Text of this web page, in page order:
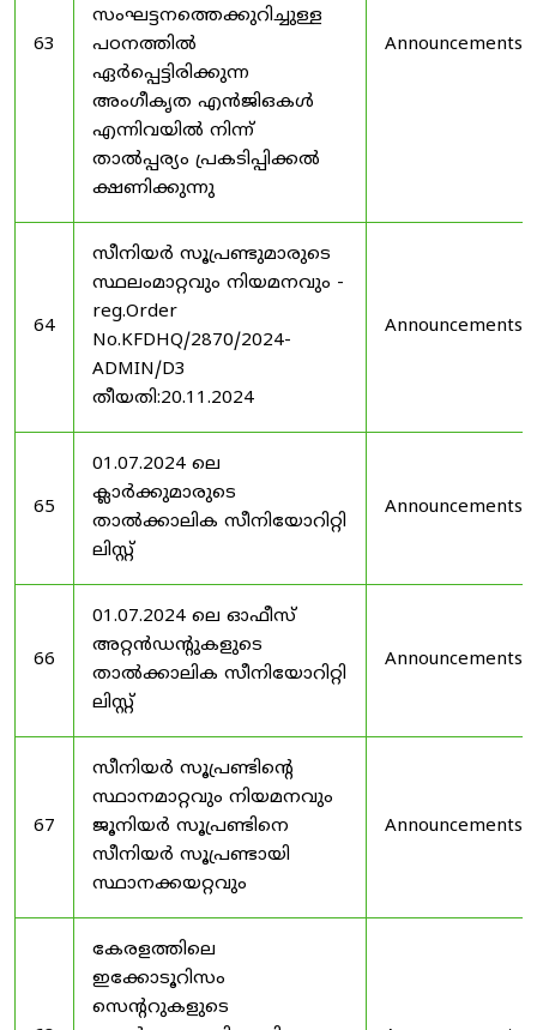
63
സംഘട്ടനത്തെക്കുറിച്ചുള്ള
പഠനത്തിൽ
ഏർപ്പെട്ടിരിക്കുന്ന
അംഗീകൃത എൻജിഒകൾ
എന്നിവയിൽ നിന്ന്
താൽപ്പര്യം പ്രകടിപ്പിക്കൽ
ക്ഷണിക്കുന്നു
Announcements
64
സീനിയർ സൂപ്രണ്ടുമാരുടെ
സ്ഥലംമാറ്റവും നിയമനവും -
reg.Order
No.KFDHQ/2870/2024-
ADMIN/D3
തീയതി:20.11.2024
Announcements
65
01.07.2024 ലെ
ക്ലാർക്കുമാരുടെ
താൽക്കാലിക സീനിയോറിറ്റി
ലിസ്റ്റ്
Announcements
66
01.07.2024 ലെ ഓഫീസ്
അറ്റൻഡൻ്റുകളുടെ
താൽക്കാലിക സീനിയോറിറ്റി
ലിസ്റ്റ്
Announcements
67
സീനിയർ സൂപ്രണ്ടിൻ്റെ
സ്ഥാനമാറ്റവും നിയമനവും
ജൂനിയർ സൂപ്രണ്ടിനെ
സീനിയർ സൂപ്രണ്ടായി
സ്ഥാനക്കയറ്റവും
Announcements
കേരളത്തിലെ
ഇക്കോടൂറിസം
സെന്ററുകളുടെ